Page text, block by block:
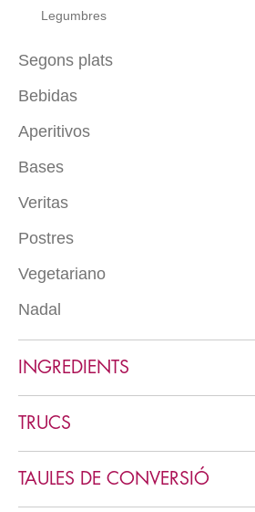
Legumbres
Segons plats
Carn
Peix
Pizza
Proteínas vegetales
Tartas saladas
Bebidas
Con alcohol
Aperitivos
De cuchara
De brocheta
De vaso
Bases
Salsas saladas
Veritas
Entrantes veritas
Ensaladas veritas
Postres
Pasteles
Postres en vaso
Vegetariano
Varios vegetarianos
Nadal
Menú clàssic
INGREDIENTS
TRUCS
TAULES DE CONVERSIÓ